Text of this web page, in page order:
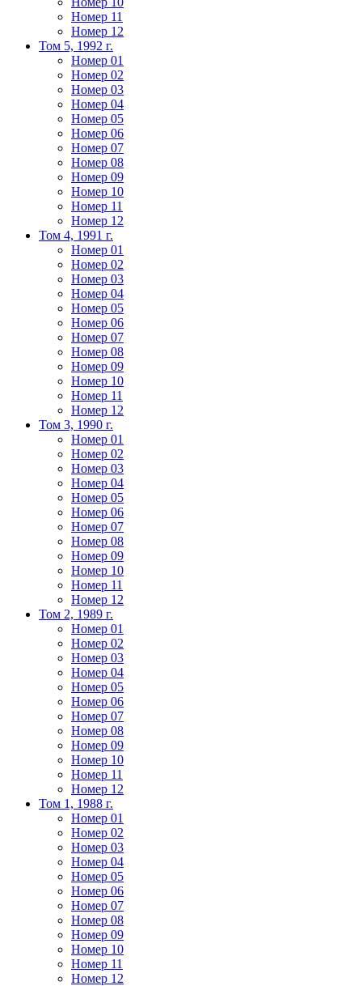
Номер 11
Номер 12
Том 5, 1992 г.
Номер 01
Номер 02
Номер 03
Номер 04
Номер 05
Номер 06
Номер 07
Номер 08
Номер 09
Номер 10
Номер 11
Номер 12
Том 4, 1991 г.
Номер 01
Номер 02
Номер 03
Номер 04
Номер 05
Номер 06
Номер 07
Номер 08
Номер 09
Номер 10
Номер 11
Номер 12
Том 3, 1990 г.
Номер 01
Номер 02
Номер 03
Номер 04
Номер 05
Номер 06
Номер 07
Номер 08
Номер 09
Номер 10
Номер 11
Номер 12
Том 2, 1989 г.
Номер 01
Номер 02
Номер 03
Номер 04
Номер 05
Номер 06
Номер 07
Номер 08
Номер 09
Номер 10
Номер 11
Номер 12
Том 1, 1988 г.
Номер 01
Номер 02
Номер 03
Номер 04
Номер 05
Номер 06
Номер 07
Номер 08
Номер 09
Номер 10
Номер 11
Номер 12